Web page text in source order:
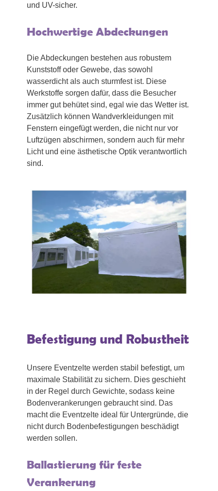
und UV-sicher.
Hochwertige Abdeckungen
Die Abdeckungen bestehen aus robustem
Kunststoff oder Gewebe, das sowohl
wasserdicht als auch sturmfest ist. Diese
Werkstoffe sorgen dafür, dass die Besucher
immer gut behütet sind, egal wie das Wetter ist.
Zusätzlich können Wandverkleidungen mit
Fenstern eingefügt werden, die nicht nur vor
Luftzügen abschirmen, sondern auch für mehr
Licht und eine ästhetische Optik verantwortlich
sind.
Befestigung und Robustheit
Unsere Eventzelte werden stabil befestigt, um
maximale Stabilität zu sichern. Dies geschieht
in der Regel durch Gewichte, sodass keine
Bodenverankerungen gebraucht sind. Das
macht die Eventzelte ideal für Untergründe, die
nicht durch Bodenbefestigungen beschädigt
werden sollen.
Ballastierung für feste
Verankerung